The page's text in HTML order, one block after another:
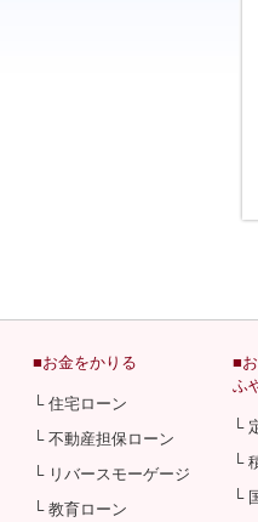
■お金をかりる
└ 住宅ローン
└ 不動産担保ローン
└ リバースモーゲージ
└ 教育ローン
■
ふ
└
└
└